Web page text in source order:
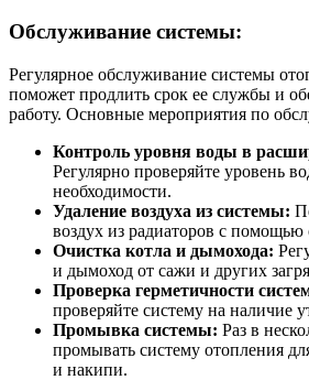
Обслуживание системы:
Регулярное обслуживание системы
поможет продлить срок ее службы и
работу. Основные мероприятия по
Контроль уровня воды в
Регулярно проверяйте уровень
необходимости.
Удаление воздуха из системы:
воздух из радиаторов с
Очистка котла и дымохода:
и дымоход от сажи и других
Проверка герметичности
проверяйте систему на наличие
Промывка системы: Раз в
промывать систему отопления
и накипи.